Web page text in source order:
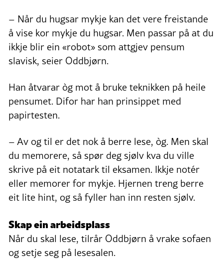
– Når du hugsar mykje kan det vere freistande
å vise kor mykje du hugsar. Men passar på at du
ikkje blir ein «robot» som attgjev pensum
slavisk, seier Oddbjørn.
Han åtvarar òg mot å bruke teknikken på heile
pensumet. Difor har han prinsippet med
papirtesten.
– Av og til er det nok å berre lese, òg. Men skal
du memorere, så spør deg sjølv kva du ville
skrive på eit notatark til eksamen. Ikkje notér
eller memorer for mykje. Hjernen treng berre
eit lite hint, og så fyller han inn resten sjølv.
Skap ein arbeidsplass
Når du skal lese, tilrår Oddbjørn å vrake sofaen
og setje seg på lesesalen.